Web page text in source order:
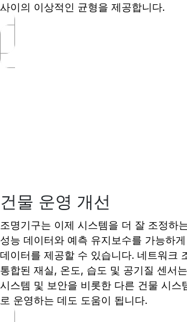
사이의 이상적인 균형을 제공합니다.
건물 운영 개선
조명기구는 이제 시스템을 더 잘 조정하
성능 데이터와 예측 유지보수를 가능하
데이터를 제공할 수 있습니다. 네트워크
통합된 재실, 온도, 습도 및 공기질 센서
시스템 및 보안을 비롯한 다른 건물 시스
로 운영하는 데도 도움이 됩니다.